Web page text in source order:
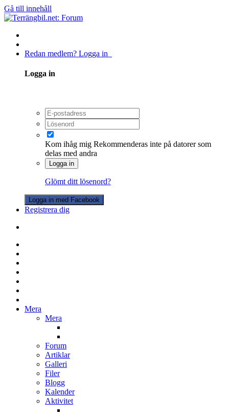
Gå till innehåll
Redan medlem? Logga in
Logga in
Kom ihåg mig Rekommenderas inte på datorer som
delas med andra
Logga in
Glömt ditt lösenord?
Logga in med Facebook
Registrera dig
Mera
Mera
Forum
Artiklar
Galleri
Filer
Blogg
Kalender
Aktivitet